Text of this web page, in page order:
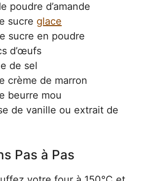
poudre d’amande
sucre glace
sucre en poudre
d’œufs
de sel
crème de marron
beurre mou
de vanille ou extrait de
Pas à Pas